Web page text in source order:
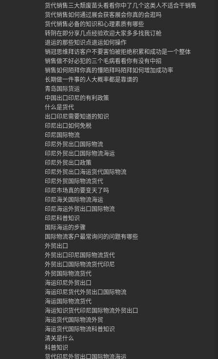
货代销售三大颓废苗头看看你中了几个这类人不适合干销售
货代销售如何通过展会获客展会你真的会逛吗
货代销售必备的知识和心理素质有哪些
转阴在即分享几点经验欢迎大家多多找我订舱
退运的那些知识点退运如何操作
销冠思维拜访客户不要害怕被拒绝积累和成功是一个整体
销售做不好必犯的三个毛病看看你有没有中招
销售如何陌拜你真的懂陌拜吗陌拜如何增加成功率
长期做一件事的人大概率都是靠谱的
青岛国际货运
中国出口印尼的有利政策
什么是货代
出口印尼需要知道的知识
印尼出口如何免税
印尼国际物流
印尼外贸出口国际物流
印尼外贸出口国际物流海运
印尼外贸出口政策
印尼外贸出口海运货代国际物流
印尼外贸国际物流货代
印尼市场真的要变天了吗
印尼海关国际物流海运
印尼海运外贸出口国际物流
印尼科普知识
国际海运的步骤
国际物流客户最常询问的问题有哪些
外贸出口
外贸出口印尼国际物流货代
外贸出口国际物流货代印尼
外贸国际物流货代
海运印尼外贸出口
海运印尼货代外贸出口国际物流
海运国际物流货代
海运知识货代印尼国际物流外贸出口
海运货代国际物流外贸
海运货代国际物流科普知识
清关是什么
科普知识
货代印尼外贸出口国际物流海运